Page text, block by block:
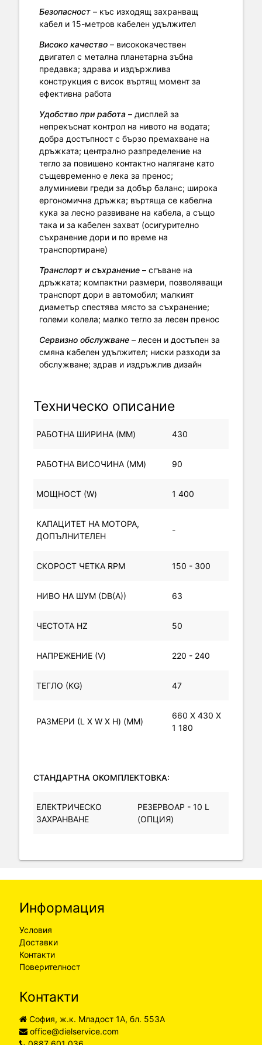
Безопасност – къс изходящ захранващ
кабел и 15-метров кабелен удължител
Високо качество – висококачествен
двигател с метална планетарна зъбна
предавка; здрава и издържлива
конструкция с висок въртящ момент за
ефективна работа
Удобство при работа – дисплей за
непрекъснат контрол на нивото на водата;
добра достъпност с бързо премахване на
дръжката; централно разпределение на
тегло за повишено контактно налягане като
същевременно е лека за пренос;
алуминиеви греди за добър баланс; широка
ергономична дръжка; въртяща се кабелна
кука за лесно развиване на кабела, а също
така и за кабелен захват (осигурително
съхранение дори и по време на
транспортиране)
Транспорт и съхранение – сгъване на
дръжката; компактни размери, позволяващи
транспорт дори в автомобил; малкият
диаметър спестява място за съхранение;
големи колела; малко тегло за лесен пренос
Сервизно обслужване – лесен и достъпен за
смяна кабелен удължител; ниски разходи за
обслужване; здрав и издръжлив дизайн
Техническо описание
РАБОТНА ШИРИНА (MM) 430
РАБОТНА ВИСОЧИНА (MM) 90
МОЩНОСТ (W) 1 400
КАПАЦИТЕТ НА МОТОРА,
ДОПЪЛНИТЕЛЕН
-
СКОРОСТ ЧЕТКА RPM 150 - 300
НИВО НА ШУМ (DB(A)) 63
ЧЕСТОТА HZ 50
НАПРЕЖЕНИЕ (V) 220 - 240
ТЕГЛО (KG) 47
РАЗМЕРИ (L X W X H) (MM)
660 X 430 X
1 180
СТАНДАРТНА ОКОМПЛЕКТОВКА:
ЕЛЕКТРИЧЕСКО
ЗАХРАНВАНЕ
РЕЗЕРВОАР - 10 L
(ОПЦИЯ)
Информация
Условия
Доставки
Контакти
Поверителност
Контакти
София, ж.к. Младост 1А, бл. 553А
office@dielservice.com